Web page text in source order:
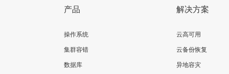
产品
操作系统
集群容错
数据库
解决方案
云高可用
云备份恢复
异地容灾